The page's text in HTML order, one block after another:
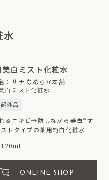
水
美白ミスト化粧水
：サナ なめらか本舗
白ミスト化粧水
外品
＆ニキビ予防しながら美白 ※ す
トタイプの薬用純白化粧水
ONLINE SHOP